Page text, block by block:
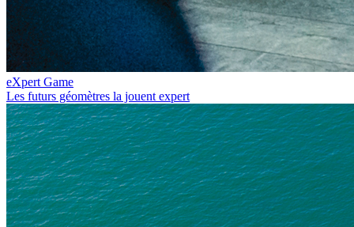
eXpert Game
Les futurs géomètres la jouent expert